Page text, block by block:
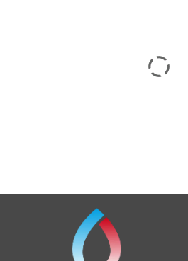
Waterbourne Acril Seal CS 100 A